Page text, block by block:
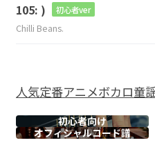
105: ) 初心者ver
Chilli Beans.
人気定番アニメボカロ童
初心者向け
オフィシャルコード譜